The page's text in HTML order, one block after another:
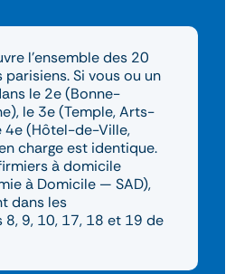
l’ensemble des 20
Si vous ou un
le 2e (Bonne-
le 3e (Temple, Arts-
4e (Hôtel-de-Ville,
charge est identique.
à domicile
à Domicile — SAD),
dans les
9, 10, 17, 18 et 19 de